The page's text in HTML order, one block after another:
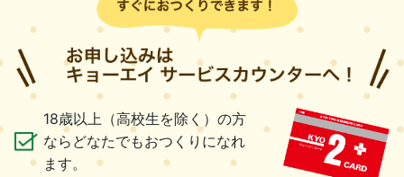
18歳以上（高校生を除く）の方
ならどなたでもおつくりになれ
ます。